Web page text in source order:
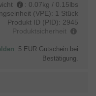
: 0.07kg / 0.15lbs
(VPE): 1 Stück
Produkt ID (PID): 2945
Produktsicherheit
. 5 EUR Gutschein bei
Bestätigung.